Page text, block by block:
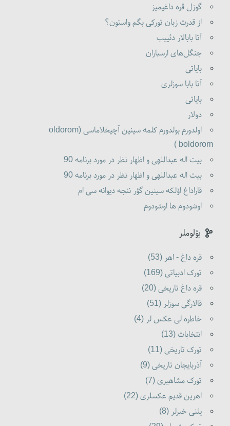
گوزل قره داغیمیز
از قدرت زبان تورکی بگم واستون؟
آتا بابالار دئییب
جنگل‌های ارسباران
بایاتی
آتا بابا سوزلری
بایاتی
دولار
اولدورم بولدورم کلمه سینین آچیخلاماسی (oldorom
boldorom )
بیت اله عبداللهی و اظهار نظر در مورد برنامه 90
بیت اله عبداللهی و اظهار نظر در مورد برنامه 90
قاراداغ اؤلکه سینین گؤر نئجه دیوانه سی ام
اوشودوم ها اوشودوم
بؤلوملر
قره داغ - اهر (53)
تورک ادبیاتی (169)
قره داغ تاریخی (20)
قالارگی سوزلر (51)
خاطره لی عکس لر (4)
انتخابات (13)
تورک تاریخی (11)
آذربایجان تاریخی (9)
تورک مشاهیری (7)
اهرین قدیم عکسلری (22)
یئنی خبرلر (8)